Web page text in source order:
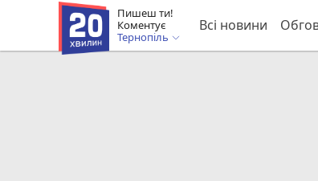
Пишеш ти!
Коментує
Тернопіль
Всі новини